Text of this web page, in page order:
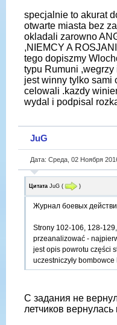
specjalnie to akurat
otwarte miasta bez
okladali zarowno
,NIEMCY A
tego dopiszmy
typu Rumuni
jest winny tylko sami
celowali .kazdy
wydal i podpisal
JuG
Дата: Среда, 02 Ноября
Цитата JuG ( )
Журнал боевых
Strony 102-106, 128-
przeanalizować -
jest opis powrotu części
uczestniczyły bombowce
С задания не
летчиков вернулась